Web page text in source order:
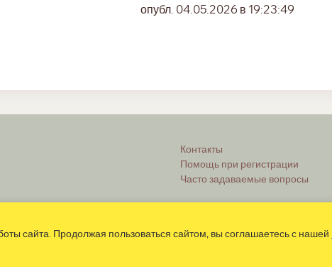
опубл. 04.05.2026 в 19:23:49
Контакты
Помощь при регистрации
Часто задаваемые вопросы
сайта. Продолжая пользоваться сайтом, вы соглашаетесь с нашей